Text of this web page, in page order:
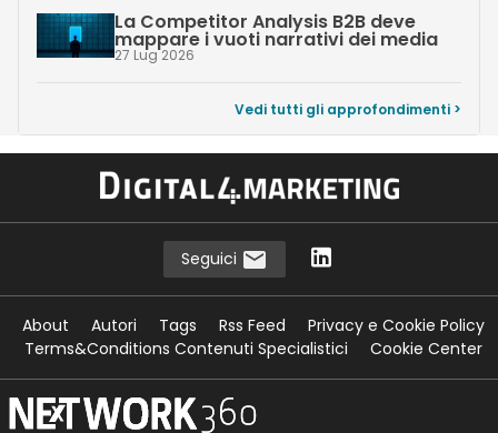
La Competitor Analysis B2B deve
mappare i vuoti narrativi dei media
27 Lug 2026
Vedi tutti gli approfondimenti >
Seguici
About Autori Tags Rss Feed
Privacy e Cookie Policy
Terms&Conditions Contenuti Specialistici
Cookie Center